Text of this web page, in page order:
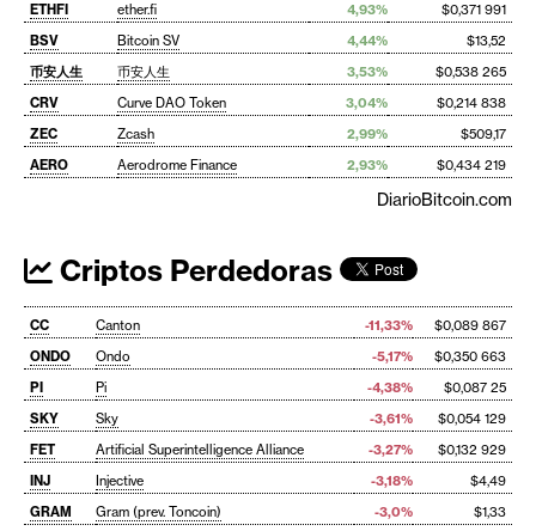
ETHFI
ether.fi 4,93%
$0,371 991
BSV
Bitcoin SV 4,44%
$13,52
币安人生
币安人生 3,53%
$0,538 265
CRV
Curve DAO Token 3,04%
$0,214 838
ZEC
Zcash 2,99%
$509,17
AERO
Aerodrome Finance 2,93% $0,434 219
DiarioBitcoin.com
Criptos Perdedoras
CC Canton -11,33%
$0,089 867
ONDO
Ondo -5,17%
$0,350 663
PI
Pi -4,38%
$0,087 25
SKY
Sky -3,61%
$0,054 129
FET
Artificial Superintelligence Alliance -3,27%
$0,132 929
INJ
Injective -3,18%
$4,49
GRAM
Gram (prev. Toncoin) -3,0% $1,33